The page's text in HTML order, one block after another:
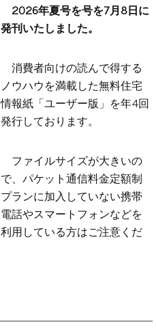
2026年夏号を号を7月8日に
発刊いたしました。
消費者向けの読んで得する
ノウハウを満載した無料住宅
情報紙「ユーザー版」を年4回
発行しております。
ファイルサイズが大きいの
で、パケット通信料金定額制
プランに加入していない携帯
電話やスマートフォンなどを
利用している方はご注意くだ